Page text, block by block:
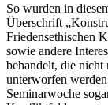
So wurden in
Überschrift
Friedensethischen
sowie andere
behandelt, die nicht
unterworfen
Seminarwoche